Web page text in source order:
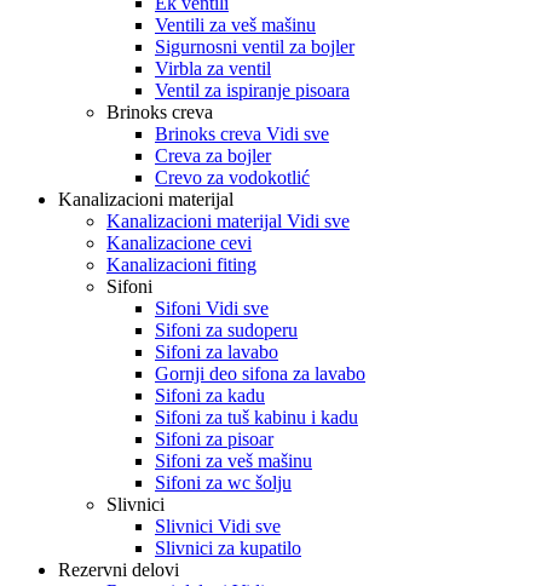
Ventili za veš mašinu
Sigurnosni ventil za bojler
Virbla za ventil
Ventil za ispiranje pisoara
Brinoks creva
Brinoks creva Vidi sve
Creva za bojler
Crevo za vodokotlić
Kanalizacioni materijal
Kanalizacioni materijal Vidi sve
Kanalizacione cevi
Kanalizacioni fiting
Sifoni
Sifoni Vidi sve
Sifoni za sudoperu
Sifoni za lavabo
Gornji deo sifona za lavabo
Sifoni za kadu
Sifoni za tuš kabinu i kadu
Sifoni za pisoar
Sifoni za veš mašinu
Sifoni za wc šolju
Slivnici
Slivnici Vidi sve
Slivnici za kupatilo
Rezervni delovi